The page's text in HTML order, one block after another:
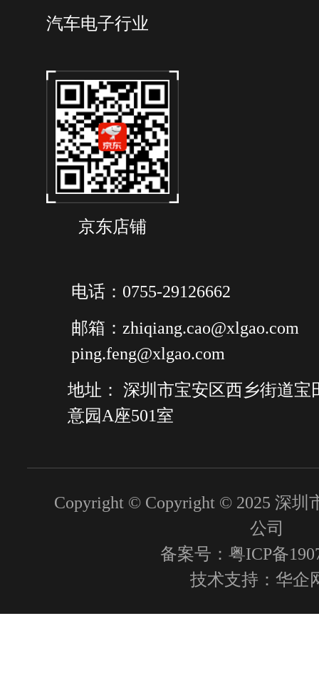
汽车电子行业
京东店铺
电话：0755-29126662
邮箱：zhiqiang.cao@xlgao.com
ping.feng@xlgao.com
地址： 深圳市宝安区西乡街道宝
意园A座501室
Copyright © Copyright © 2025 深圳
公司
备案号：粤ICP备
技术支持： 华企